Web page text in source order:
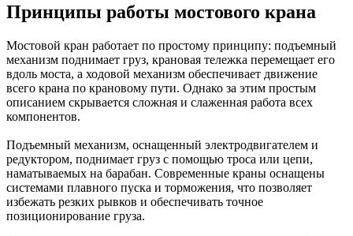
Принципы работы мостового крана
Мостовой кран работает по простому принципу: подъемный
механизм поднимает груз, крановая тележка перемещает его
вдоль моста, а ходовой механизм обеспечивает движение
всего крана по крановому пути. Однако за этим простым
описанием скрывается сложная и слаженная работа всех
компонентов.
Подъемный механизм, оснащенный электродвигателем и
редуктором, поднимает груз с помощью троса или цепи,
наматываемых на барабан. Современные краны оснащены
системами плавного пуска и торможения, что позволяет
избежать резких рывков и обеспечивать точное
позиционирование груза.